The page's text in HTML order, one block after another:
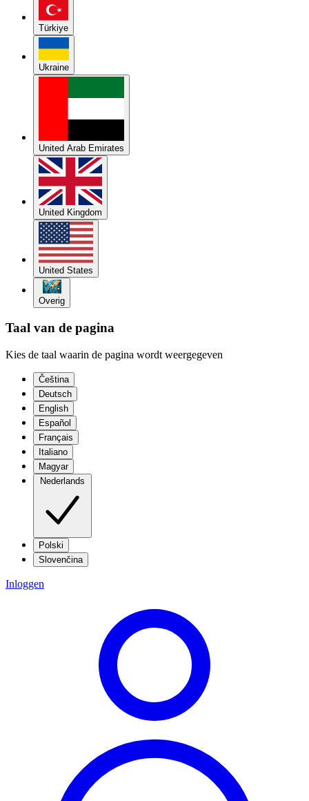
Türkiye
Ukraine
United Arab Emirates
United Kingdom
United States
Overig
Taal van de pagina
Kies de taal waarin de pagina wordt weergegeven
Čeština
Deutsch
English
Español
Français
Italiano
Magyar
Nederlands
Polski
Slovenčina
Inloggen